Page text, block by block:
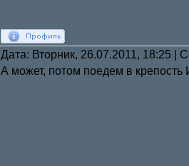
Дата: Вторник, 26.07.2011, 18:25 |
А может, потом поедем в